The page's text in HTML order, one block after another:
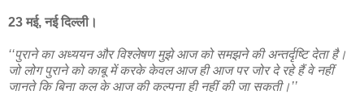
23 मई, नई दिल्ली।
‘‘पुराने का अध्ययन और विश्लेषण मुझे आज को समझने की अन्तर्दृष्टि देता है।
जो लोग पुराने को काबू में करके केवल आज ही आज पर जोर दे रहे हैं वे नहीं
जानते कि बिना कल के आज की कल्पना ही नहीं की जा सकती।’’